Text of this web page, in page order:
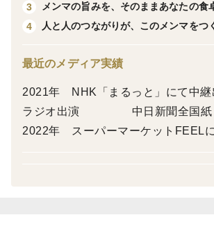
筍はスピード勝負！！
朝収穫した幼竹（伸びた筍）を昼には
す。
3
メンマの旨みを、そのままあなたの食
4
人と人のつながりが、このメンマをつ
最近のメディア実績
2021年 NHK「まるっと」にて中継
ラジオ出演 中日新聞全国紙・
2022年 スーパーマーケットFEEL